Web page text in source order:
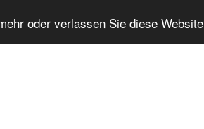
oder verlassen Sie diese Website